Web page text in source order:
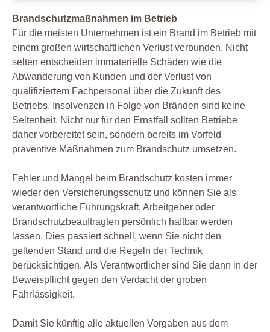
Brandschutzmaßnahmen im Betrieb
Für die meisten Unternehmen ist ein Brand im Betrieb mit
einem großen wirtschaftlichen Verlust verbunden. Nicht
selten entscheiden immaterielle Schäden wie die
Abwanderung von Kunden und der Verlust von
qualifiziertem Fachpersonal über die Zukunft des
Betriebs. Insolvenzen in Folge von Bränden sind keine
Seltenheit. Nicht nur für den Ernstfall sollten Betriebe
daher vorbereitet sein, sondern bereits im Vorfeld
präventive Maßnahmen zum Brandschutz umsetzen.
Fehler und Mängel beim Brandschutz kosten immer
wieder den Versicherungsschutz und können Sie als
verantwortliche Führungskraft, Arbeitgeber oder
Brandschutzbeauftragten persönlich haftbar werden
lassen. Dies passiert schnell, wenn Sie nicht den
geltenden Stand und die Regeln der Technik
berücksichtigen. Als Verantwortlicher sind Sie dann in der
Beweispflicht gegen den Verdacht der groben
Fahrlässigkeit.
Damit Sie künftig alle aktuellen Vorgaben aus dem